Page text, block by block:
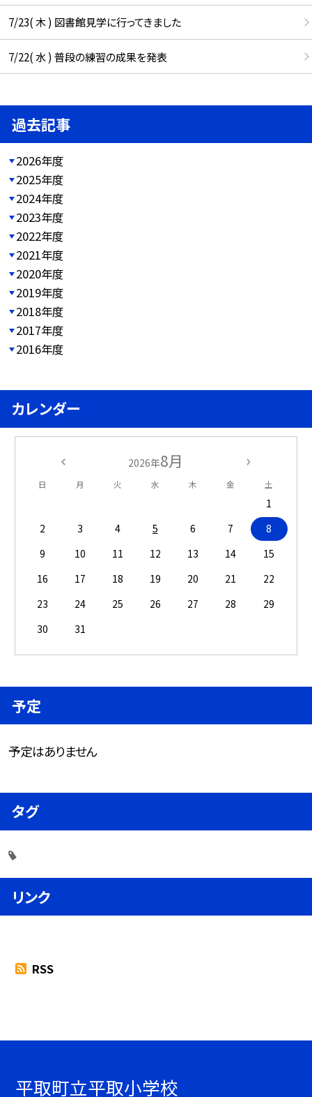
7/23( 木 ) 図書館見学に行ってきました
7/22( 水 ) 普段の練習の成果を発表
過去記事
2026年度
2025年度
2024年度
2023年度
2022年度
2021年度
2020年度
2019年度
2018年度
2017年度
2016年度
カレンダー
2026年8月
日 月 火 水 木 金 土
1
2
3 4 5 6 7
8
9
10 11 12 13 14
15
16
17 18 19 20 21
22
23
24 25 26 27 28
29
30
31
予定
予定はありません
タグ
リンク
RSS
平取町立平取小学校